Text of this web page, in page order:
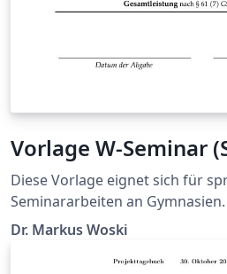
Vorlage W-Seminar
Diese Vorlage eignet sich für
Seminararbeiten an Gymnasien. Diese Vorlage ist so
übersichtlich gestaltet, sodass
das Titelblatt sind ausgelagert. In der Datei
Dr. Markus Woski